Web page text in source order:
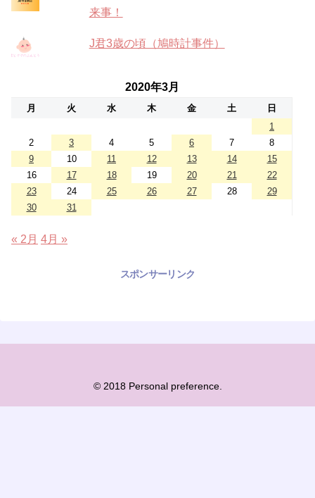
来事！
J君3歳の頃（鳩時計事件）
2020年3月
月 火 水 木 金 土
日
1
2
3 4 5 6 7
8
9
10 11 12 13 14
15
16
17 18 19 20 21
22
23
24 25 26 27 28
29
30
31
« 2月 4月 »
スポンサーリンク
© 2018 Personal preference.